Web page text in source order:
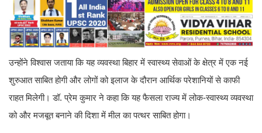
उन्होंने विश्वास जताया कि यह व्यवस्था बिहार में स्वास्थ्य सेवाओं के क्षेत्र में एक नई
शुरुआत साबित होगी और लोगों को इलाज के दौरान आर्थिक परेशानियों से काफी
राहत मिलेगी। डॉ. प्रेम कुमार ने कहा कि यह फैसला राज्य में लोक-स्वास्थ्य व्यवस्था
को और मजबूत बनाने की दिशा में मील का पत्थर साबित होगा।